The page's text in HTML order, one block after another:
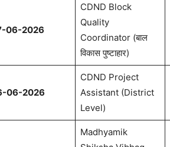
06-2026
CDND Block
Quality
Coordinator (बाल
विकास पुष्टाहार)
06-2026
CDND Project
Assistant (District
Level)
Madhyamik